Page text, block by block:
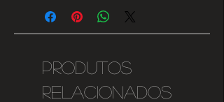
2700K
Lâmpada Dimável
294mmx70mm
Produtos
relacionados